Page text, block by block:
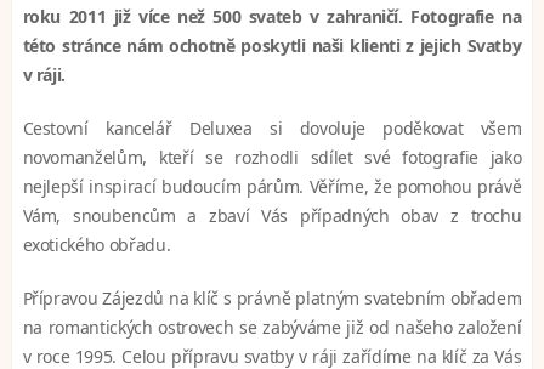
roku 2011 již více než 500 svateb v zahraničí. Fotografie na
této stránce nám ochotně poskytli naši klienti z jejich Svatby
v ráji.
Cestovní kancelář Deluxea si dovoluje poděkovat všem
novomanželům, kteří se rozhodli sdílet své fotografie jako
nejlepší inspirací budoucím párům. Věříme, že pomohou právě
Vám, snoubencům a zbaví Vás případných obav z trochu
exotického obřadu.
Přípravou Zájezdů na klíč s právně platným svatebním obřadem
na romantických ostrovech se zabýváme již od našeho založení
v roce 1995. Celou přípravu svatby v ráji zařídíme na klíč za Vás